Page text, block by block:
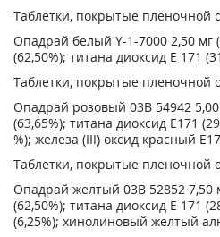
Таблетки, покрытые пленочной
Опадрай белый Y-1-7000 2,50 мг
(62,50%); титана диоксид Е 171
Таблетки, покрытые пленочной
Опадрай розовый 03В 54942
(63,65%); титана диоксид Е171
%); железа (III) оксид красный
Таблетки, покрытые пленочной
Опадрай желтый 03В 52852 7,50
(62,50%); титана диоксид Е 171
(6,25%); хинолиновый желтый